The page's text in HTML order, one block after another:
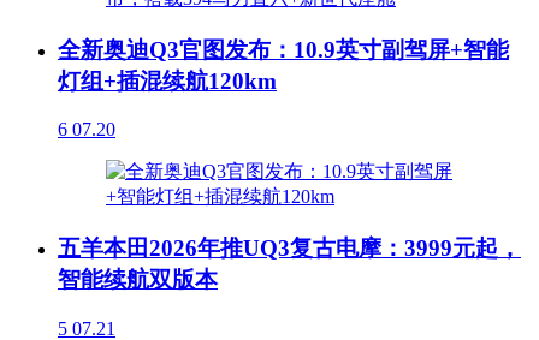
全新奥迪Q3官图发布：10.9英寸副驾屏+智能
灯组+插混续航120km
6 07.20
五羊本田2026年推UQ3复古电摩：3999元起，
智能续航双版本
5 07.21